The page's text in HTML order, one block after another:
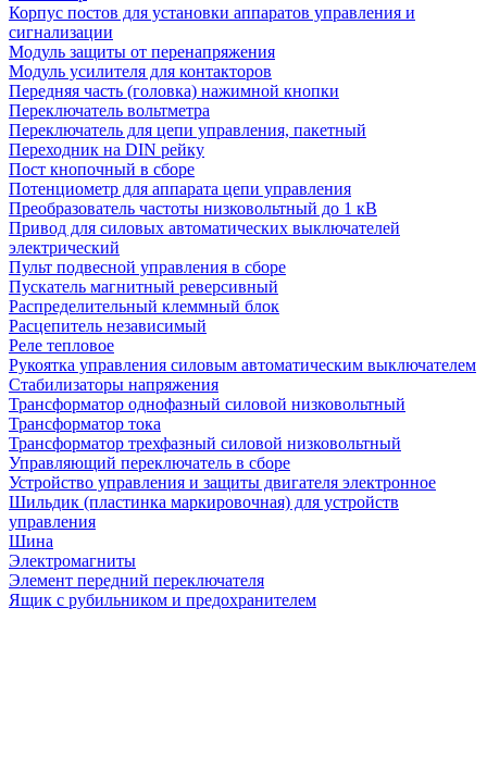
Корпус постов для установки аппаратов управления и
сигнализации
Модуль защиты от перенапряжения
Модуль усилителя для контакторов
Передняя часть (головка) нажимной кнопки
Переключатель вольтметра
Переключатель для цепи управления, пакетный
Переходник на DIN рейку
Пост кнопочный в сборе
Потенциометр для аппарата цепи управления
Преобразователь частоты низковольтный до 1 кВ
Привод для силовых автоматических выключателей
электрический
Пульт подвесной управления в сборе
Пускатель магнитный реверсивный
Распределительный клеммный блок
Расцепитель независимый
Реле тепловое
Рукоятка управления силовым автоматическим выключателем
Стабилизаторы напряжения
Трансформатор однофазный силовой низковольтный
Трансформатор тока
Трансформатор трехфазный силовой низковольтный
Управляющий переключатель в сборе
Устройство управления и защиты двигателя электронное
Шильдик (пластинка маркировочная) для устройств
управления
Шина
Электромагниты
Элемент передний переключателя
Ящик с рубильником и предохранителем